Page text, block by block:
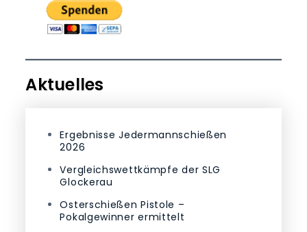
Aktuelles
Ergebnisse Jedermannschießen
2026
Vergleichswettkämpfe der SLG
Glockerau
Osterschießen Pistole –
Pokalgewinner ermittelt